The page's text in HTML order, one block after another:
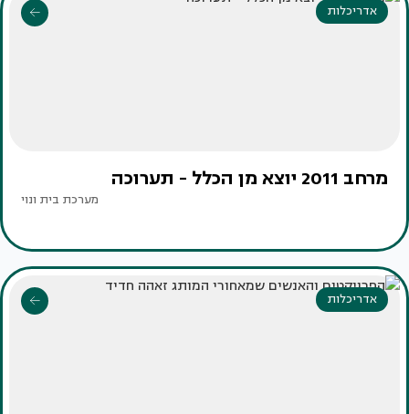
אדריכלות
מרחב 2011 יוצא מן הכלל - תערוכה
מערכת בית ונוי
אדריכלות